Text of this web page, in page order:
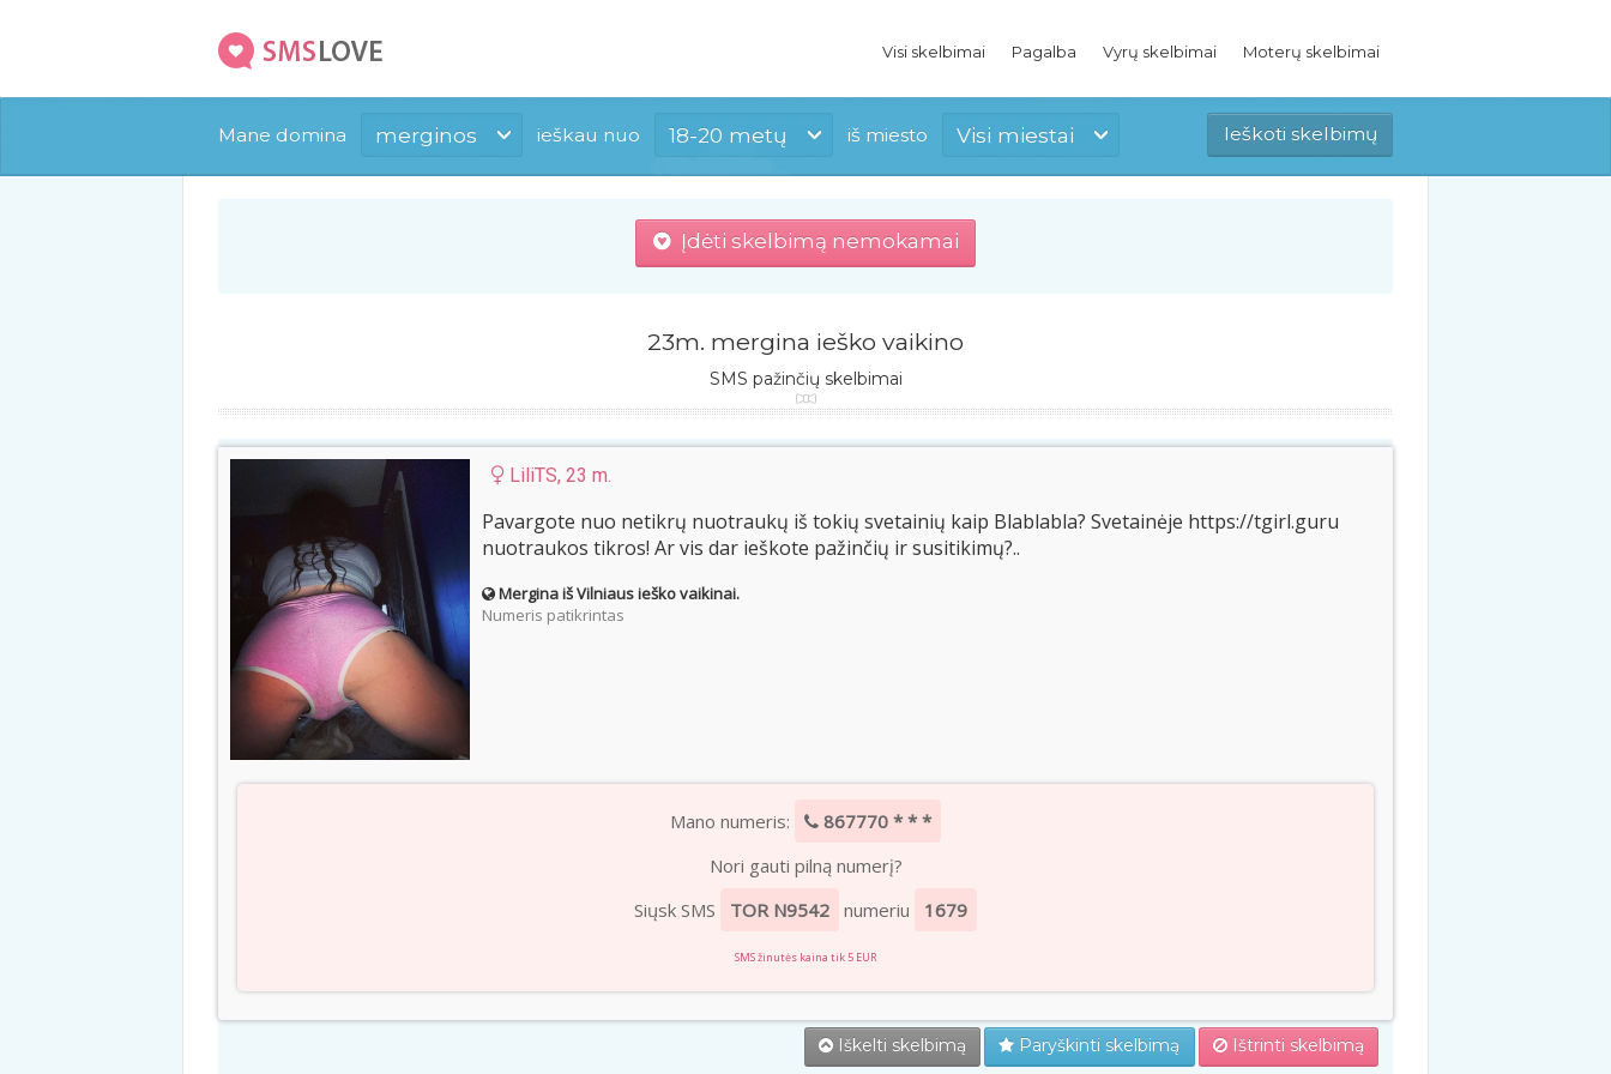
Visi skelbimai Pagalba Vyrų skelbimai Moterų skelbimai
Mane domina merginos ieškau nuo 18-20 metų iš miesto Visi miestai
Įdėti skelbimą nemokamai
23m. mergina ieško vaikino
SMS pažinčių skelbimai
LiliTS, 23 m.
Pavargote nuo netikrų nuotraukų iš tokių svetainių kaip Blablabla? Svetainėje https://tgirl.guru
nuotraukos tikros! Ar vis dar ieškote pažinčių ir susitikimų?..
Mergina iš Vilniaus ieško vaikinai.
Numeris patikrintas
Mano numeris:
867770 * * *
Nori gauti pilną numerį?
Siųsk SMS
TOR N9542 numeriu 1679
SMS žinutės kaina tik 5 EUR
Iškelti skelbimą Paryškinti skelbimą Ištrinti skelbimą